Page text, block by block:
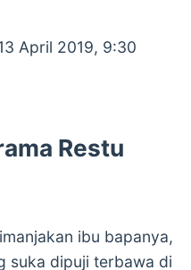
April 2019, 9:30
Restu
ibu bapanya,
suka dipuji terbawa di